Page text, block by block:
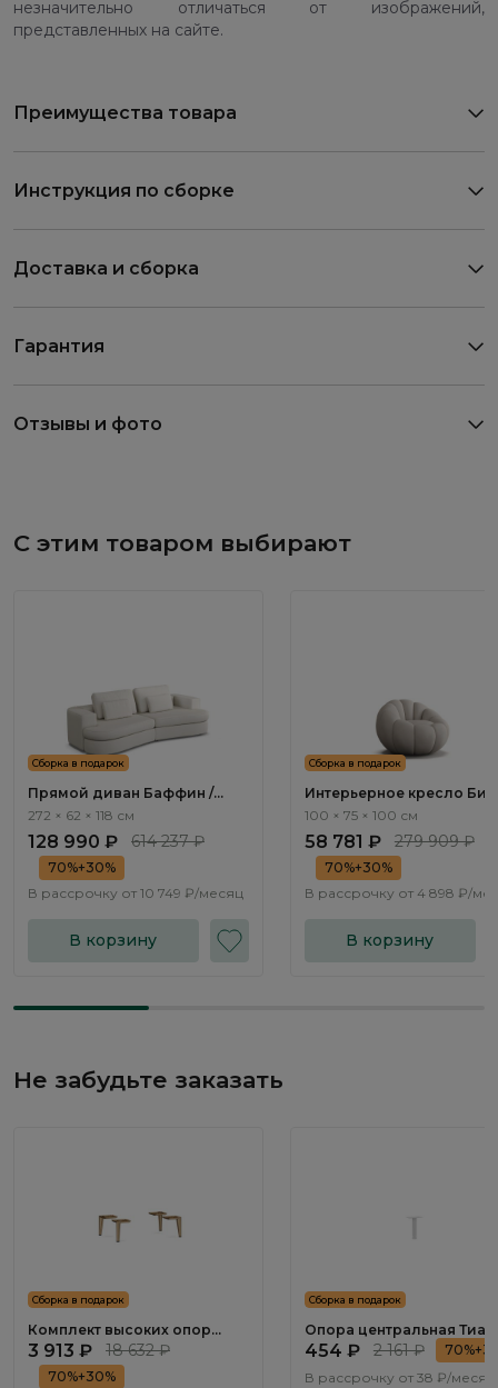
незначительно отличаться от изображений,
представленных на сайте.
Преимущества товара
Инструкция по сборке
Доставка и сборка
Гарантия
Отзывы и фото
С этим товаром выбирают
Сборка в подарок
Прямой диван Баффин /
Baffin ММ113.64 с
272 × 62 × 118 см
128 990 ₽ 614 237 ₽
70%+30%
В рассрочку от 10 749 ₽/месяц
В корзину
Сборка в подарок
Интерьерное кресло
Bioko ММ108.1
100 × 75 × 100 см
58 781 ₽ 279 909 ₽
70%+30%
В рассрочку от 4 898 ₽/
В корзину
Не забудьте заказать
Сборка в подарок
Комплект высоких опор
Тиара / Tiara RT091.0
3 913 ₽ 18 632 ₽
70%+30%
Сборка в подарок
Опора центральная
Tiara RT092.0
454 ₽ 2 161 ₽
В рассрочку от 38 ₽/месяц